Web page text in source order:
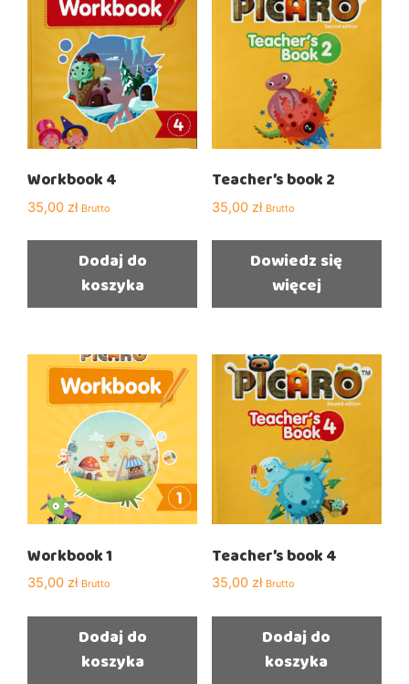
Workbook 4
35,00 zł Brutto
Dodaj do
koszyka
Teacher’s book 2
35,00 zł Brutto
Dowiedz się
więcej
Workbook 1
35,00 zł Brutto
Dodaj do
koszyka
Teacher’s book 4
35,00 zł Brutto
Dodaj do
koszyka